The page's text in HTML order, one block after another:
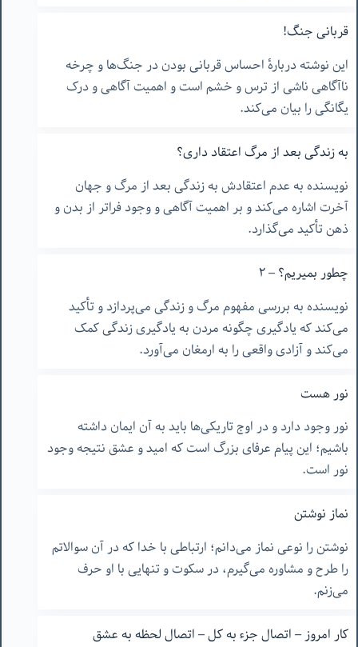
قربانی جنگ!
این نوشته دربارهٔ احساس قربانی بودن در جنگ‌ها و چرخه
ناآگاهی ناشی از ترس و خشم است و اهمیت آگاهی و درک
یگانگی را بیان می‌کند.
به زندگی بعد از مرگ اعتقاد داری؟
نویسنده به عدم اعتقادش به زندگی بعد از مرگ و جهان
آخرت اشاره می‌کند و بر اهمیت آگاهی و وجود فراتر از بدن و
ذهن تأکید می‌گذارد.
چطور بمیریم؟ – ٢
نویسنده به بررسی مفهوم مرگ و زندگی می‌پردازد و تأکید
می‌کند که یادگیری چگونه مردن به یادگیری زندگی کمک
می‌کند و آزادی واقعی را به ارمغان می‌آورد.
نور هست
نور وجود دارد و در اوج تاریکی‌ها باید به آن ایمان داشته
باشیم؛ این پیام عرفای بزرگ است که امید و عشق نتیجه وجود
نور است.
نماز نوشتن
نوشتن را نوعی نماز می‌دانم؛ ارتباطی با خدا که در آن سوالاتم
را طرح و مشاوره می‌گیرم، در سکوت و تنهایی با او حرف
می‌زنم.
کار امروز – اتصال جزء به کل – اتصال لحظه به عشق